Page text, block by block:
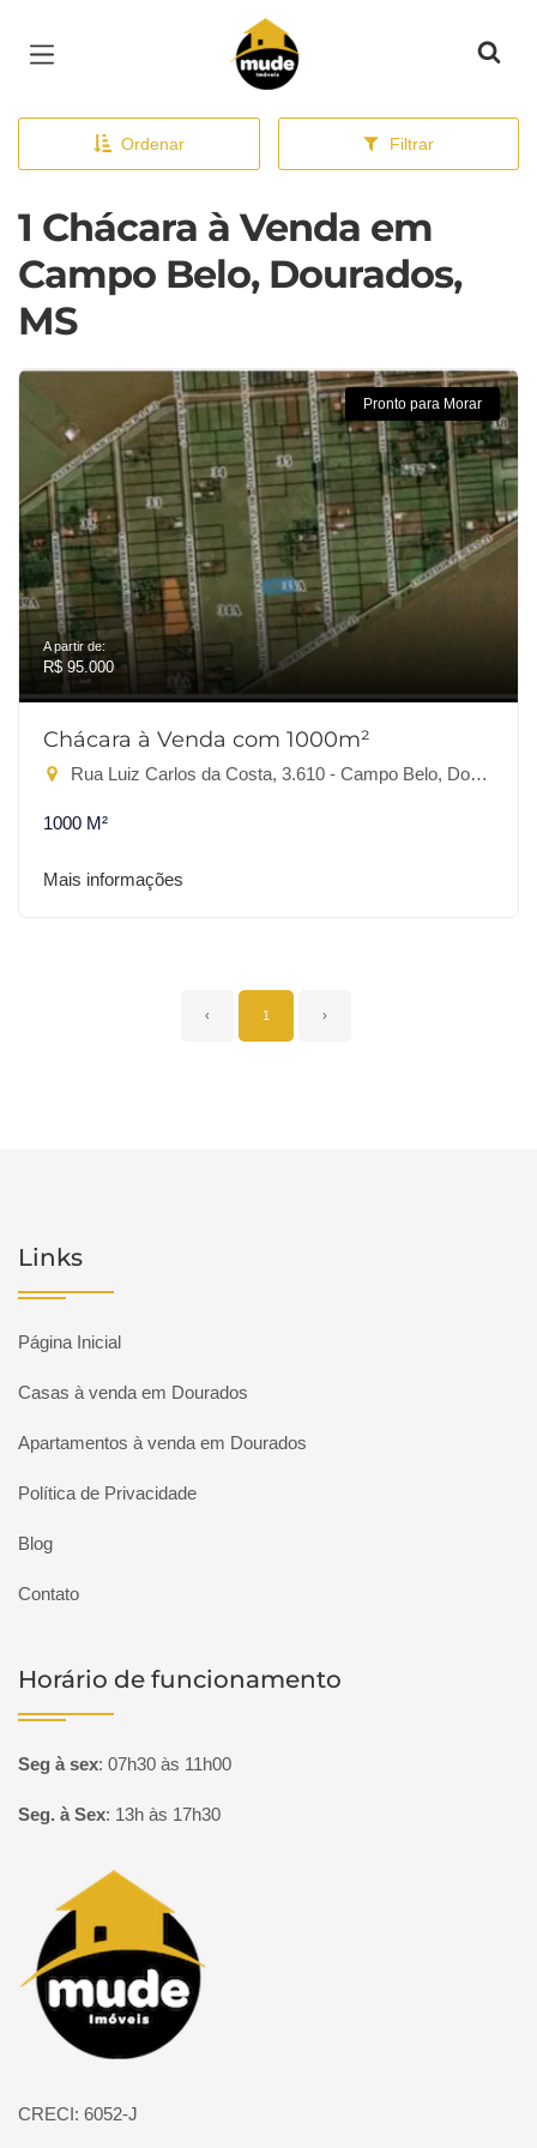
Página inicial
Ordenar Filtrar
1 Chácara à Venda em
Campo Belo, Dourados,
MS
Pronto para Morar
A partir de:
R$ 95.000
Chácara à Venda com 1000m²
Rua Luiz Carlos da Costa, 3.610 - Campo Belo, Dourados-MS
1000 M²
Mais informações
‹ 1 ›
Links
Página Inicial
Casas à venda em Dourados
Apartamentos à venda em Dourados
Política de Privacidade
Blog
Contato
Horário de funcionamento
Seg à sex: 07h30 às 11h00
Seg. à Sex: 13h às 17h30
Página inicial
CRECI: 6052-J